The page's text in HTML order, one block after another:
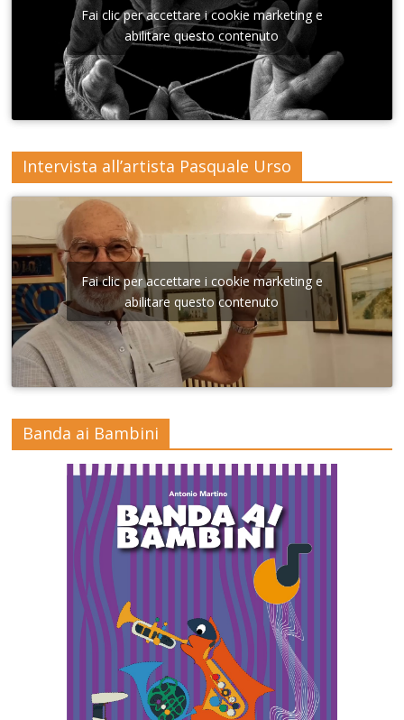
nna di
Lecce
Fai clic per accettare i cookie marketing e
abilitare questo contenuto
Intervista all’artista Pasquale Urso
Fai clic per accettare i cookie marketing e
abilitare questo contenuto
Banda ai Bambini